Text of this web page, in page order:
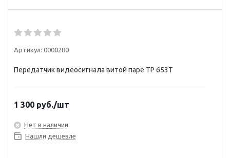
Артикул: 0000280
Передатчик видеосигнала витой паре TP 653T
1 300 руб./шт
Нет в наличии
Нашли дешевле